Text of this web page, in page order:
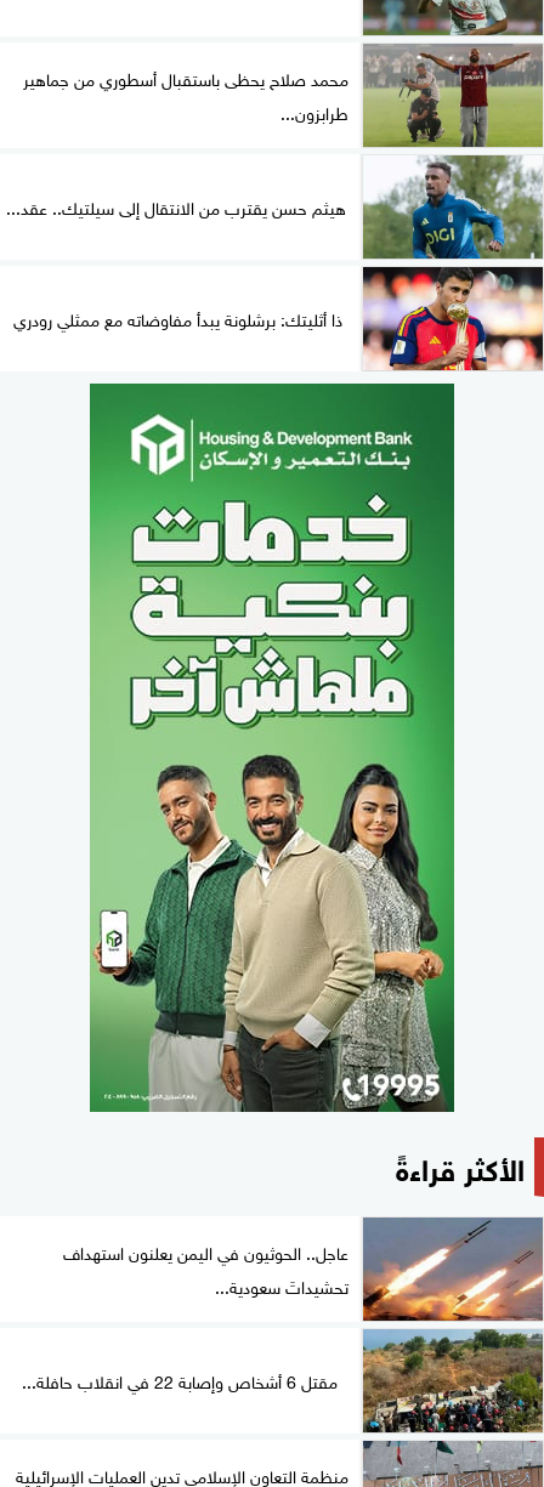
محمد صلاح يحظى باستقبال أسطوري من جماهير
طرابزون...
هيثم حسن يقترب من الانتقال إلى سيلتيك.. عقد...
ذا أثليتك: برشلونة يبدأ مفاوضاته مع ممثلي رودري
الأكثر قراءةً
عاجل.. الحوثيون في اليمن يعلنون استهداف
تحشيداتَ سعودية...
مقتل 6 أشخاص وإصابة 22 في انقلاب حافلة...
منظمة التعاون الإسلامي تدين العمليات الإسرائيلية